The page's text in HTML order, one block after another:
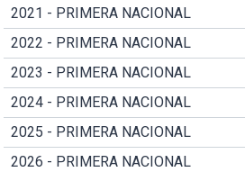
2021 - PRIMERA NACIONAL
2022 - PRIMERA NACIONAL
2023 - PRIMERA NACIONAL
2024 - PRIMERA NACIONAL
2025 - PRIMERA NACIONAL
2026 - PRIMERA NACIONAL